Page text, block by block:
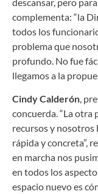
complementa: “la
todos los
problema que
profundo. No fue
llegamos a la
Cindy Calderón,
concuerda. “La otra
recursos y nosotros
rápida y concreta”,
en marcha nos
en todos los
espacio nuevo es